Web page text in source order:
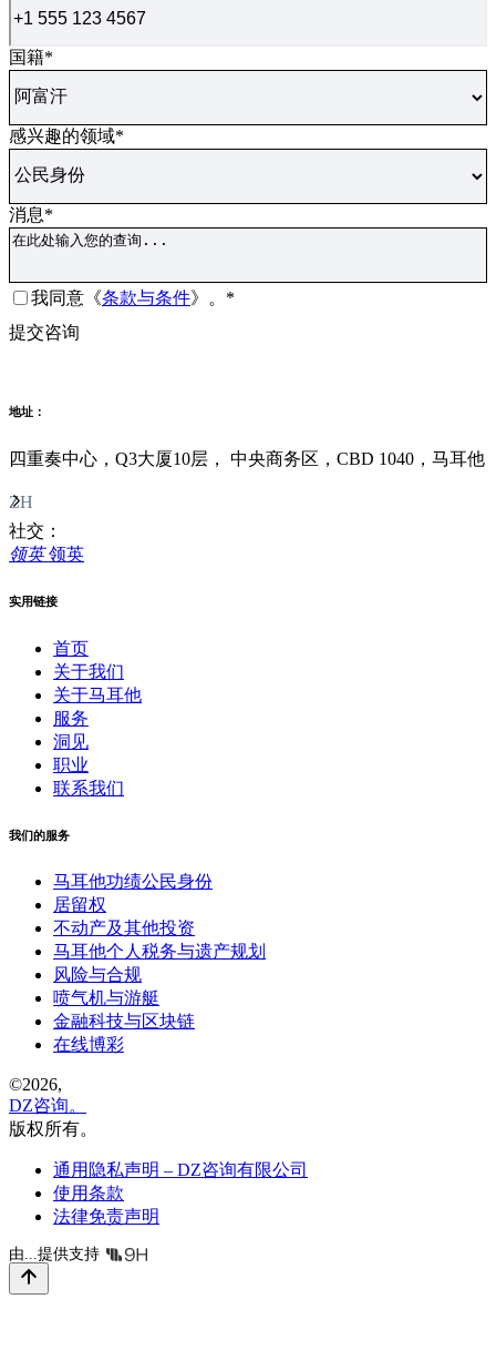
国籍*
感兴趣的领域*
消息*
同
意
*
我同意《条款与条件》
。*
验
证
提交咨询
地址：
四重奏中心，Q3大厦10层， 中央商务区，CBD 1040，马耳他
ZH
社交：
领英 领英
实用链接
首页
关于我们
关于马耳他
服务
洞见
职业
联系我们
我们的服务
马耳他功绩公民身份
居留权
不动产及其他投资
马耳他个人税务与遗产规划
风险与合规
喷气机与游艇
金融科技与区块链
在线博彩
©2026,
DZ咨询。
版权所有。
通用隐私声明 – DZ咨询有限公司
使用条款
法律免责声明
由...提供支持